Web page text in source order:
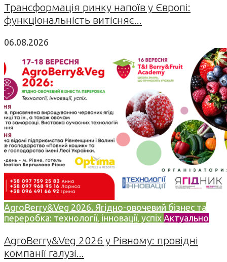
Трансформація ринку напоїв у Європі:
функціональність витісняє...
06.08.2026
AgroBerry&Veg 2026. Ягідно-овочевий бізнес та
переробка: технології, інновації, успіх Актуально
AgroBerry&Veg 2026 у Рівному: провідні
компанії галузі...